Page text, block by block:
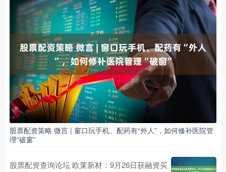
股票配资策略 微言 | 窗口玩手机、配药有“外人”，如何修补医院管
理“破窗”
股票配资查询论坛 欧莱新材：9月26日获融资买